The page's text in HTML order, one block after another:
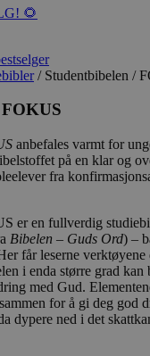
🌻
/ Studentbibelen /
anbefales varmt for
på en klar og
fra
er en fullverdig
Bibelen – Guds Ord) –
får leserne verktøyene
i enda større grad
med Gud.
for å gi deg god
dypere ned i det